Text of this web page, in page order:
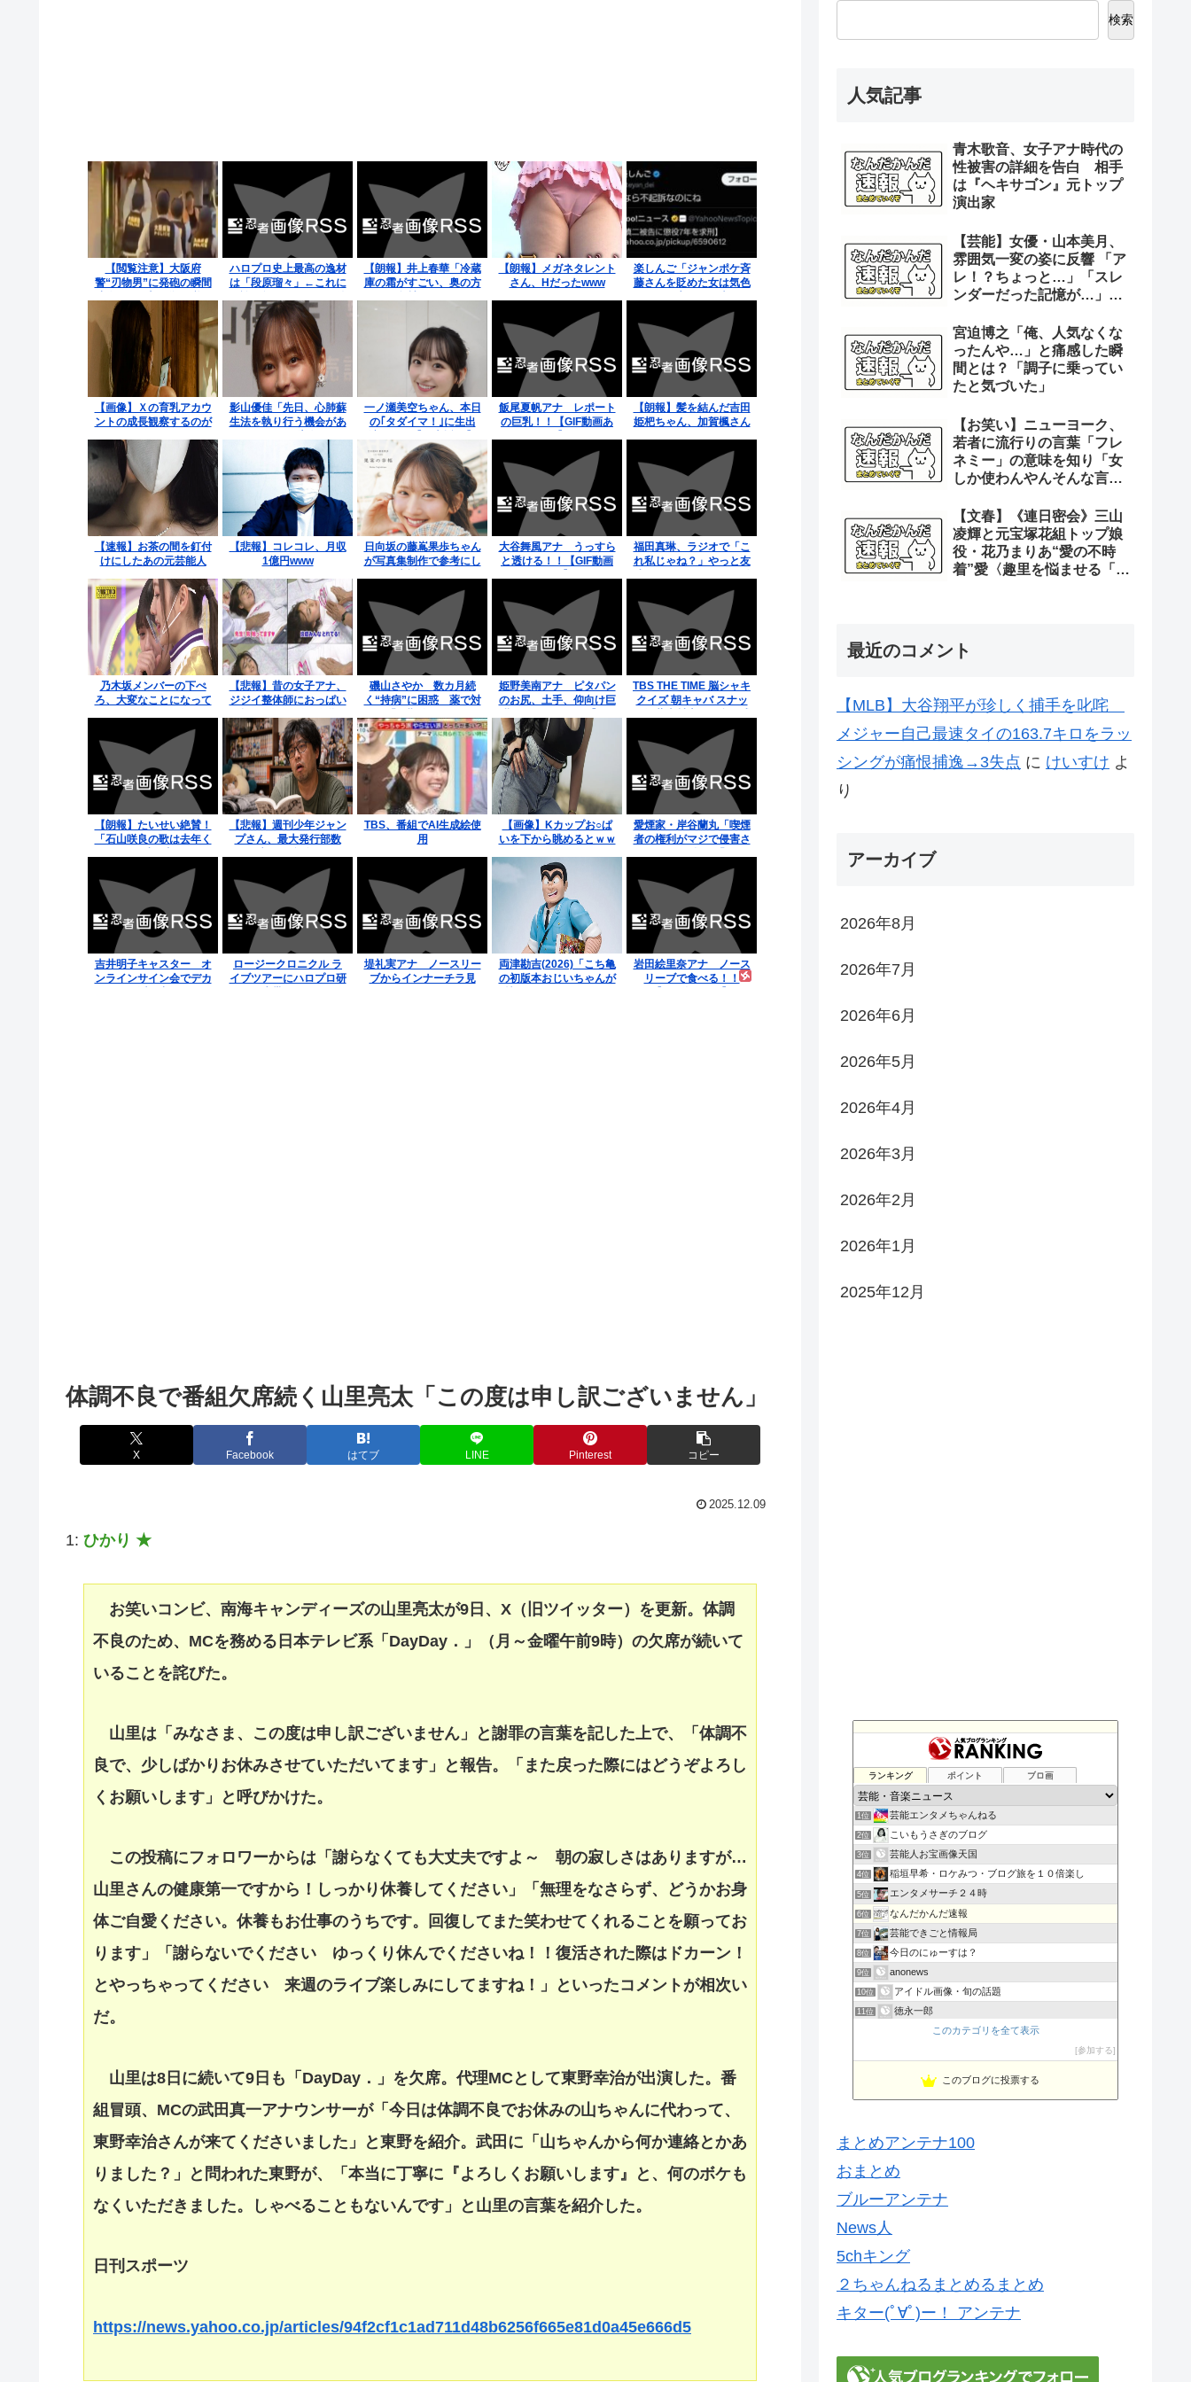
【閲覧注意】大阪府
警“刃物男”に発砲の瞬間
あったのか？
ハロプロ史上最高の逸材
は「段原瑠々」←これに
【朗報】井上春華「冷蔵
庫の霜がすごい、奥の方
【朗報】メガネタレント
さん、Hだったwww
楽しんご「ジャンポケ斉
藤さんを貶めた女は気色
ェラするとか口だけは素
直なんだな！週刊誌から
金もらってるだろ」
【画像】Ｘの育乳アカウ
ントの成長観察するのが
影山優佳「先日、心肺蘇
生法を執り行う機会があ
ト「そんなことが…」
一ノ瀬美空ちゃん、本日
の｢タダイマ！｣に生出
飯尾夏帆アナ レポート
の巨乳！！【GIF動画あ
【朗報】髪を結んだ吉田
姫杷ちゃん、加賀楓さん
【速報】お茶の間を釘付
けにしたあの元芸能人
【悲報】コレコレ、月収
1億円www
日向坂の藤嶌果歩ちゃん
が写真集制作で参考にし
チラ！！！【元乃木坂
46】
大谷舞風アナ うっすら
と透ける！！【GIF動画
福田真琳、ラジオで「こ
れ私じゃね？」やっと友
乃木坂メンバーの下ぺ
ろ、大変なことになって
【悲報】昔の女子アナ、
ジジイ整体師におっぱい
れてしまうwww
磯山さやか 数カ月続
く“持病”に困惑 薬で対
いし、副作用は出てきて
るし」
姫野美南アナ ピタパン
のお尻、土手、仰向け巨
動画あり】
TBS THE TIME 脳シャキ
クイズ 朝キャバ スナッ
美安住紳一郎小沢光葵古
田敬郷
【朗報】たいせい絶賛！
「石山咲良の歌は去年く
た。今は楽しんで歌って
いる」
【悲報】週刊少年ジャン
プさん、最大発行部数
いに100万部を割ってし
まうwww
TBS、番組でAI生成絵使
用
【画像】Kカップお○ぱ
いを下から眺めるとｗｗ
愛煙家・岸谷蘭丸「喫煙
者の権利がマジで侵害さ
ら税金を我々が払ってる
んだと」
吉井明子キャスター オ
ンラインサイン会でデカ
ロージークロニクル ラ
イブツアーにハロプロ研
堤礼実アナ ノースリー
ブからインナーチラ見
両津勘吉(2026)「こち亀
の初版本おじいちゃんが
岩田絵里奈アナ ノース
リーブで食べる！！
体調不良で番組欠席続く山里亮太「この度は申し訳ございません」
X Facebook はてブ LINE Pinterest コピー
2025.12.09
1: ひかり ★
お笑いコンビ、南海キャンディーズの山里亮太が9日、X（旧ツイッター）を更新。体調
不良のため、MCを務める日本テレビ系「DayDay．」（月～金曜午前9時）の欠席が続いて
いることを詫びた。
山里は「みなさま、この度は申し訳ございません」と謝罪の言葉を記した上で、「体調不
良で、少しばかりお休みさせていただいてます」と報告。「また戻った際にはどうぞよろし
くお願いします」と呼びかけた。
この投稿にフォロワーからは「謝らなくても大丈夫ですよ～ 朝の寂しさはありますが…
山里さんの健康第一ですから！しっかり休養してください」「無理をなさらず、どうかお身
体ご自愛ください。休養もお仕事のうちです。回復してまた笑わせてくれることを願ってお
ります」「謝らないでください ゆっくり休んでくださいね！！復活された際はドカーン！
とやっちゃってください 来週のライブ楽しみにしてますね！」といったコメントが相次い
だ。
山里は8日に続いて9日も「DayDay．」を欠席。代理MCとして東野幸治が出演した。番
組冒頭、MCの武田真一アナウンサーが「今日は体調不良でお休みの山ちゃんに代わって、
東野幸治さんが来てくださいました」と東野を紹介。武田に「山ちゃんから何か連絡とかあ
りました？」と問われた東野が、「本当に丁寧に『よろしくお願いします』と、何のボケも
なくいただきました。しゃべることもないんです」と山里の言葉を紹介した。
日刊スポーツ
https://news.yahoo.co.jp/articles/94f2cf1c1ad711d48b6256f665e81d0a45e666d5
検索
人気記事
青木歌音、女子アナ時代の
性被害の詳細を告白 相手
は『ヘキサゴン』元トップ
演出家
【芸能】女優・山本美月、
雰囲気一変の姿に反響 「ア
レ！？ちょっと…」「スレ
ンダーだった記憶が…」
宮迫博之「俺、人気なくな
ったんや…」と痛感した瞬
間とは？「調子に乗ってい
たと気づいた」
【お笑い】ニューヨーク、
若者に流行りの言葉「フレ
ネミー」の意味を知り「女
しか使わんやんそんな言
れやん」
【文春】《連日密会》三山
凌輝と元宝塚花組トップ娘
役・花乃まりあ“愛の不時
着”愛〈趣里を悩ませる「朝
最近のコメント
【MLB】大谷翔平が珍しく捕手を叱咤
メジャー自己最速タイの163.7キロをラッ
シングが痛恨捕逸→3失点 に けいすけ よ
り
アーカイブ
2026年8月
2026年7月
2026年6月
2026年5月
2026年4月
2026年3月
2026年2月
2026年1月
2025年12月
ランキング ポイント ブロ画
1位 芸能エンタメちゃんねる
2位 こいもうさぎのブログ
3位 芸能人お宝画像天国
4位 稲垣早希・ロケみつ・ブログ旅を１０倍楽し
5位 エンタメサーチ２４時
6位 なんだかんだ速報
7位 芸能できごと情報局
8位 今日のにゅーすは？
9位 anonews
10位 アイドル画像・旬の話題
11位 徳永一郎
グラビアアイドル イヤラシイＨ画像・映像
韓国時代劇に魅せられて その時代の世界は？
気になるニュースまとめ
このカテゴリを全て表示
参加する
このブログに投票する
まとめアンテナ100
おまとめ
ブルーアンテナ
News人
5chキング
２ちゃんねるまとめるまとめ
キター(ﾟ∀ﾟ)ー！ アンテナ